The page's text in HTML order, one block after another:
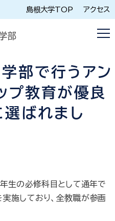
島根大学TOP アクセス
部で行うアン
プ教育が優良
ばれまし
生の必修科目として通年で
実施しており、全教職が参画